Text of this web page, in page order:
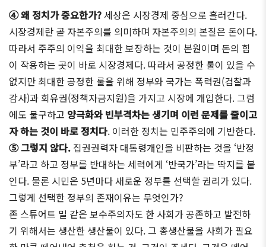
④ 왜 정치가 중요한가?세상은 시장경제 중심으로 흘러간다.
시장경제란 곧 자본주의를 의미하며 자본주의의 본질은 돈이다.
따라서 주주의 이익을 최대한 보장하는 것이 본원이며 돈의 힘
이 작용하는 곳이 바로 시장경제다. 따라서 공정한 룰이 있을 수
없지만 최대한 공정한 룰을 위해 정부와 국가는 폭력권(검찰과
감사)과 회유권(정책자금지원)을 가지고 시장에 개입한다. 그럼
에도 불구하고 양극화와 빈부격차는 생기며 이런 문제를 줄이고
자 하는 것이 바로 정치다. 이러한 정치는 민주주의에 기반한다.
⑤ 그렇지 않다. 집권권력자 대통령개인을 비판하는 것을 ‘반정
부’라고 하고 정부를 반대하는 세력에게 ‘반국가’라는 딱지를 붙
인다. 물론 시민은 5년마다 새로운 정부를 선택할 권리가 있다.
그렇게 선택한 정부의 존재이유는 무엇인가?
존 스튜어트 밀 같은 보수주의자도 한 사회가 공존하고 발전하
기 위해서는 생산한 생산물이 있다. 그 총생산물을 사회가 필요